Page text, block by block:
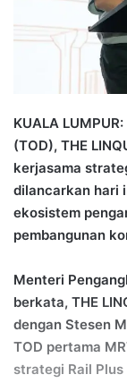
a
i
KUALA
(TOD), THE
kerjasama
dilancarkan hari
ekosistem
pembangunan
Menteri
berkata, THE
dengan Stesen
TOD pertama
strategi Rail